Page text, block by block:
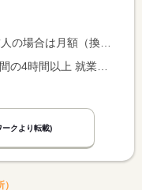
人の場合は時間額を表示しています。
ークより転載)